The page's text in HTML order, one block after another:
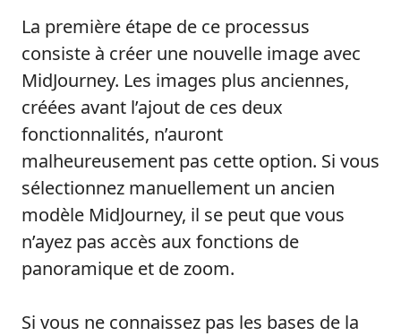
La première étape de ce processus
consiste à créer une nouvelle image avec
MidJourney. Les images plus anciennes,
créées avant l’ajout de ces deux
fonctionnalités, n’auront
malheureusement pas cette option. Si vous
sélectionnez manuellement un ancien
modèle MidJourney, il se peut que vous
n’ayez pas accès aux fonctions de
panoramique et de zoom.
Si vous ne connaissez pas les bases de la